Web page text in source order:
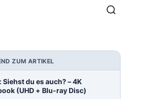
ZUM ARTIKEL
Siehst du es auch? – 4K
(UHD + Blu-ray Disc)